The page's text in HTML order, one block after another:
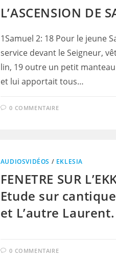
L’ASCENSION DE
1Samuel 2: 18 Pour le jeune
service devant le Seigneur,
lin, 19 outre un petit
et lui apportait tous…
0 COMMENTAIRE
AUDIOSVIDÉOS / EKLESIA
FENETRE SUR
Etude sur
et L’autre Laurent.
0 COMMENTAIRE